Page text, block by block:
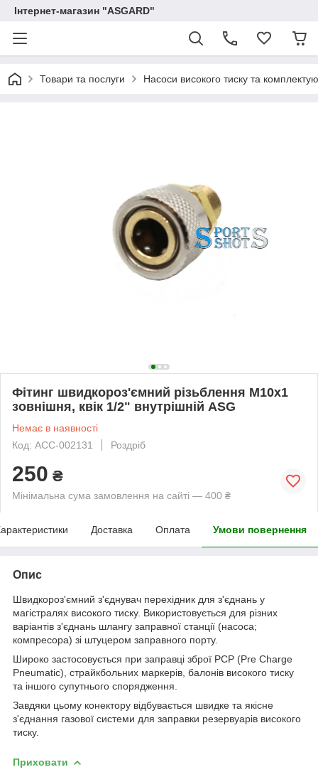
Інтернет-магазин "ASGARD"
Товари та послуги Насоси високого тиску та
Фітинг швидкороз'ємний різьблення М10х1
зовнішня, квік 1/2" внутрішній ASG
Немає в наявності
Код: ACC-002131
Роздріб
250 ₴
Мінімальна сума замовлення на сайті — 400 ₴
Доставка Оплата Умови повернення
Опис
Швидкороз'ємний з'єднувач перехідник для з'єднань у
магістралях високого тиску. Використовується для різних
варіантів з'єднань шлангу заправної станції (насоса;
компресора) зі штуцером заправного порту.
Широко застосовується при заправці зброї PCP (Pre Charge
Pneumatic), страйкбольних маркерів, балонів високого тиску
та іншого супутнього спорядження.
Завдяки цьому конектору відбувається швидке та якісне
з'єднання газової системи для заправки резервуарів високого
тиску.
Приховати